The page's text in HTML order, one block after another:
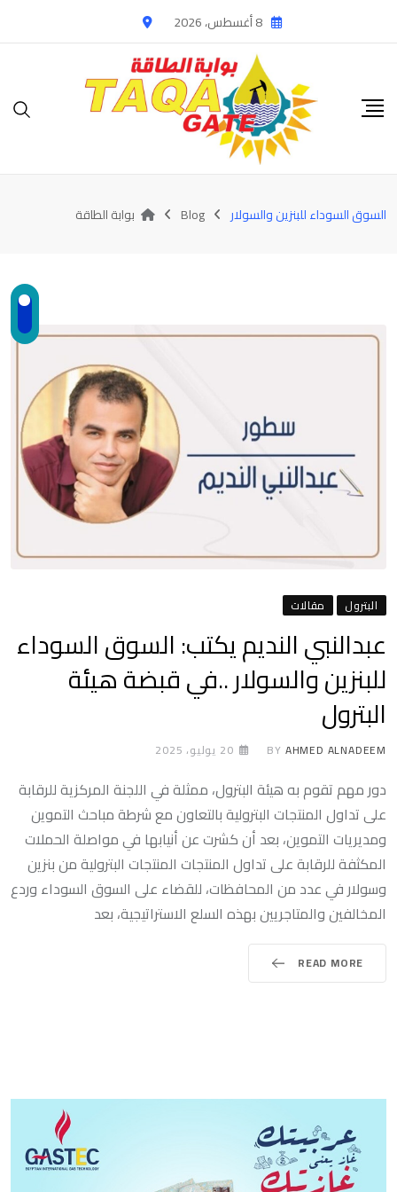
to
8 أغسطس، 2026
السوق السوداء للبنزين والسولار Blog بوابة الطاقة
البترول مقالات
عبدالنبي النديم يكتب: السوق السوداء
للبنزين والسولار ..في قبضة هيئة
البترول
BY AHMED ALNADEEM 20 يوليو، 2025
دور مهم تقوم به هيئة البترول، ممثلة في اللجنة المركزية للرقابة
على تداول المنتجات البترولية بالتعاون مع شرطة مباحث التموين
ومديريات التموين، بعد أن كشرت عن أنيابها في مواصلة الحملات
المكثفة للرقابة على تداول المنتجات المنتجات البترولية من بنزين
وسولار في عدد من المحافظات، للقضاء على السوق السوداء وردع
المخالفين والمتاجريين بهذه السلع الاستراتيجية، بعد
READ MORE